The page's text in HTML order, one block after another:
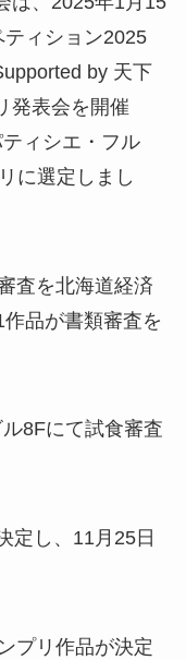
ィション2025
by 天下
発表会を開催
ィシエ・フル
に選定しまし
査を北海道経済
品が書類審査を
8Fにて試食審査
定し、11月25日
プリ作品が決定